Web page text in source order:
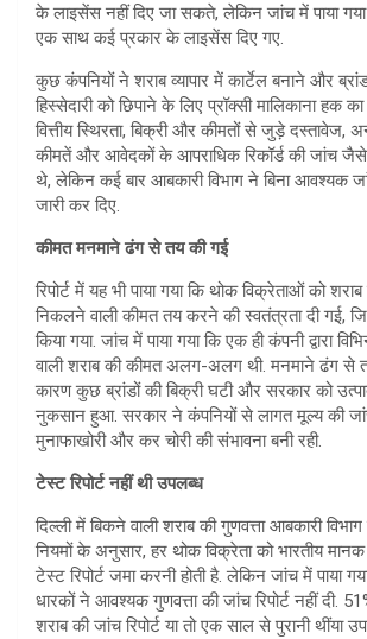
के लाइसेंस नहीं दिए जा सकते, लेकिन जांच में पाया
एक साथ कई प्रकार के लाइसेंस दिए गए.
कुछ कंपनियों ने शराब व्यापार में कार्टेल बनाने और
हिस्सेदारी को छिपाने के लिए प्रॉक्सी मालिकाना हक
वित्तीय स्थिरता, बिक्री और कीमतों से जुड़े दस्तावेज,
कीमतें और आवेदकों के आपराधिक रिकॉर्ड की जांच जैसे
थे, लेकिन कई बार आबकारी विभाग ने बिना आवश्यक
जारी कर दिए.
कीमत मनमाने ढंग से तय की गई
रिपोर्ट में यह भी पाया गया कि थोक विक्रेताओं को
निकलने वाली कीमत तय करने की स्वतंत्रता दी गई,
किया गया. जांच में पाया गया कि एक ही कंपनी द्वारा
वाली शराब की कीमत अलग-अलग थी. मनमाने ढंग से
कारण कुछ ब्रांडों की बिक्री घटी और सरकार को
नुकसान हुआ. सरकार ने कंपनियों से लागत मूल्य की
मुनाफाखोरी और कर चोरी की संभावना बनी रही.
टेस्ट रिपोर्ट नहीं थी उपलब्ध
दिल्ली में बिकने वाली शराब की गुणवत्ता आबकारी विभाग
नियमों के अनुसार, हर थोक विक्रेता को भारतीय
टेस्ट रिपोर्ट जमा करनी होती है. लेकिन जांच में पाया
धारकों ने आवश्यक गुणवत्ता की जांच रिपोर्ट नहीं दी.
शराब की जांच रिपोर्ट या तो एक साल से पुरानी थींया